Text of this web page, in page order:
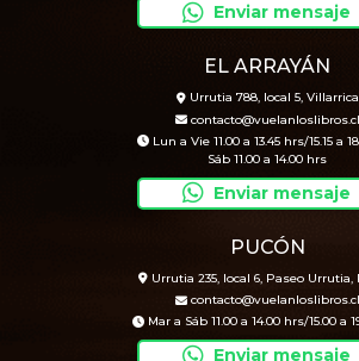
Enviar mensaje
EL ARRAYÁN
Urrutia 788, local 5, Villarrica
contacto@vuelanloslibros.cl
Lun a Vie 11.00 a 13.45 hrs/15.15 a
Sáb 11.00 a 14.00 hrs
Enviar mensaje
PUCÓN
Urrutia 235, local 6, Paseo Urrutia,
contacto@vuelanloslibros.cl
Mar a Sáb 11.00 a 14.00 hrs/15.00 a
Enviar mensaje